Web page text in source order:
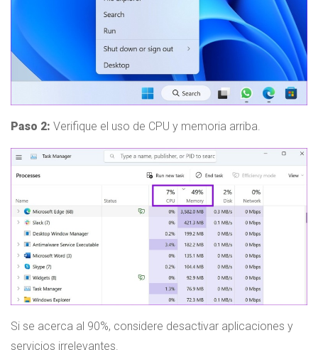
Paso 2: Verifique el uso de CPU y memoria arriba.
Si se acerca al 90%, considere desactivar aplicaciones y
servicios irrelevantes.